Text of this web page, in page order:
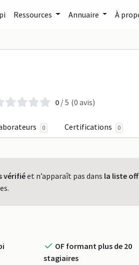
Ressources Annuaire À
sur FormaPro
0 / 5 (0 avis)
0 Certifications 0
vérifiéet n’apparaît pas dans la liste
OF formant plus de 20
stagiaires